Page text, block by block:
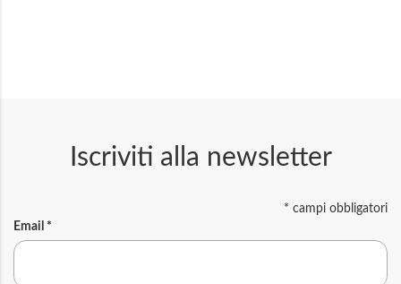
Iscriviti alla newsletter
* campi obbligatori
Email *